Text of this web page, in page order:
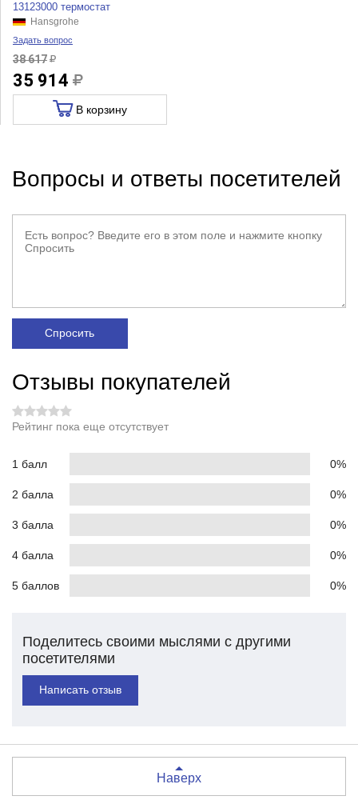
13123000 термостат
Hansgrohe
Задать вопрос
38 617
35 914
В корзину
Вопросы и ответы посетителей
Спросить
Отзывы покупателей
Рейтинг пока еще отсутствует
1 балл 0%
2 балла 0%
3 балла 0%
4 балла 0%
5 баллов 0%
Поделитесь своими мыслями с другими
посетителями
Написать отзыв
Наверх